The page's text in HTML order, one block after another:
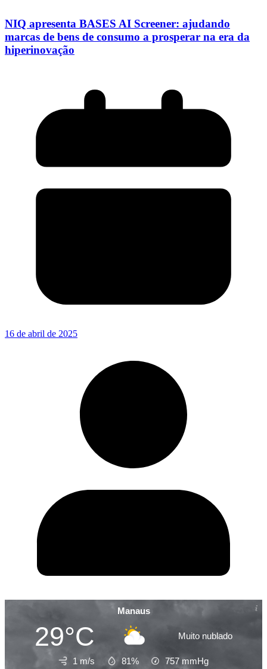
NIQ apresenta BASES AI Screener: ajudando
marcas de bens de consumo a prosperar na era da
hiperinovação
16 de abril de 2025
Manaus
29°C Muito nublado
1 m/s 81% 757 mmHg